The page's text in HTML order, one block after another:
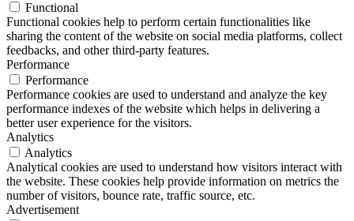
Functional
Functional cookies help to perform certain functionalities like
sharing the content of the website on social media platforms, collect
feedbacks, and other third-party features.
Performance
Performance
Performance cookies are used to understand and analyze the key
performance indexes of the website which helps in delivering a
better user experience for the visitors.
Analytics
Analytics
Analytical cookies are used to understand how visitors interact with
the website. These cookies help provide information on metrics the
number of visitors, bounce rate, traffic source, etc.
Advertisement